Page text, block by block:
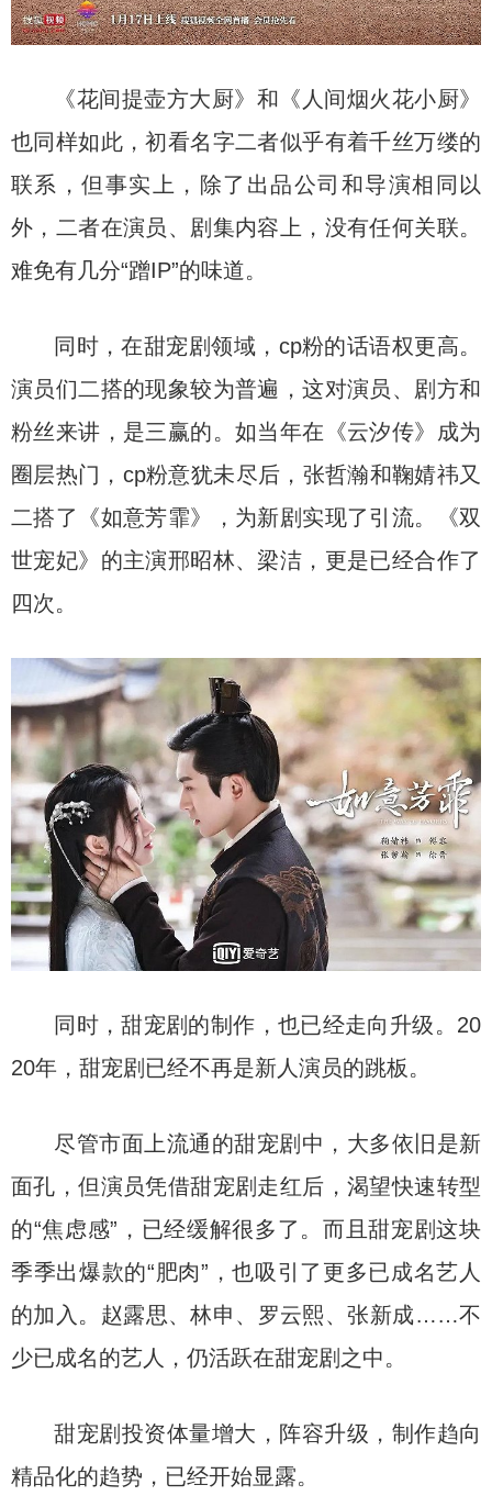
《花间提壶方大厨》和《人间烟火花小厨》
也同样如此，初看名字二者似乎有着千丝万缕的
联系，但事实上，除了出品公司和导演相同以
外，二者在演员、剧集内容上，没有任何关联。
难免有几分“蹭IP”的味道。
同时，在甜宠剧领域，cp粉的话语权更高。
演员们二搭的现象较为普遍，这对演员、剧方和
粉丝来讲，是三赢的。如当年在《云汐传》成为
圈层热门，cp粉意犹未尽后，张哲瀚和鞠婧祎又
二搭了《如意芳霏》，为新剧实现了引流。《双
世宠妃》的主演邢昭林、梁洁，更是已经合作了
四次。
同时，甜宠剧的制作，也已经走向升级。20
20年，甜宠剧已经不再是新人演员的跳板。
尽管市面上流通的甜宠剧中，大多依旧是新
面孔，但演员凭借甜宠剧走红后，渴望快速转型
的“焦虑感”，已经缓解很多了。而且甜宠剧这块
季季出爆款的“肥肉”，也吸引了更多已成名艺人
的加入。赵露思、林申、罗云熙、张新成……不
少已成名的艺人，仍活跃在甜宠剧之中。
甜宠剧投资体量增大，阵容升级，制作趋向
精品化的趋势，已经开始显露。